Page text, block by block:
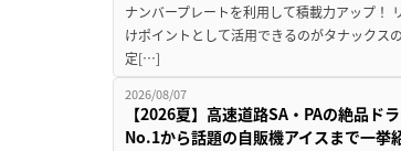
ナンバープレートを利用して積載力アップ！
けポイントとして活用できるのがタナックス
定[…]
2026/08/07
【2026夏】高速道路SA・PAの絶品ド
No.1から話題の自販機アイスまで一挙